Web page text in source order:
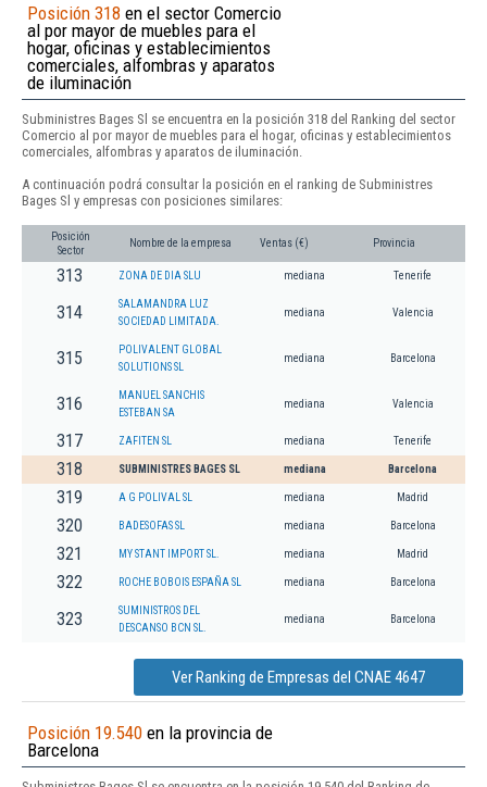
Posición 318 en el sector Comercio
al por mayor de muebles para el
hogar, oficinas y establecimientos
comerciales, alfombras y aparatos
de iluminación
Subministres Bages Sl se encuentra en la posición 318 del Ranking del sector
Comercio al por mayor de muebles para el hogar, oficinas y establecimientos
comerciales, alfombras y aparatos de iluminación.
A continuación podrá consultar la posición en el ranking de Subministres
Bages Sl y empresas con posiciones similares:
Posición
Sector
Nombre de la empresa Ventas (€) Provincia
313 ZONA DE DIA SLU mediana Tenerife
314
SALAMANDRA LUZ
SOCIEDAD LIMITADA.
mediana Valencia
315
POLIVALENT GLOBAL
SOLUTIONS SL
mediana Barcelona
316
MANUEL SANCHIS
ESTEBAN SA
mediana Valencia
317 ZAFITEN SL mediana Tenerife
318 SUBMINISTRES BAGES SL mediana Barcelona
319 A G POLIVAL SL mediana Madrid
320 BADESOFAS SL mediana Barcelona
321 MY STANT IMPORT SL. mediana Madrid
322 ROCHE BOBOIS ESPAÑA SL mediana Barcelona
323
SUMINISTROS DEL
DESCANSO BCN SL.
mediana Barcelona
Ver Ranking de Empresas del CNAE 4647
Posición 19.540 en la provincia de
Barcelona